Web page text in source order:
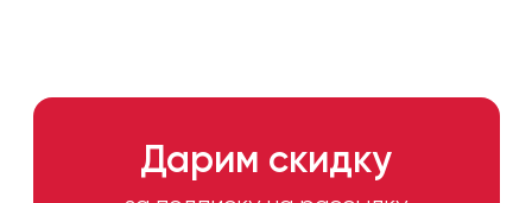
Дарим скидку